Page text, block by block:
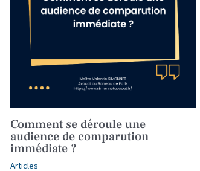
Comment se déroule une
audience de comparution
immédiate ?
Articles